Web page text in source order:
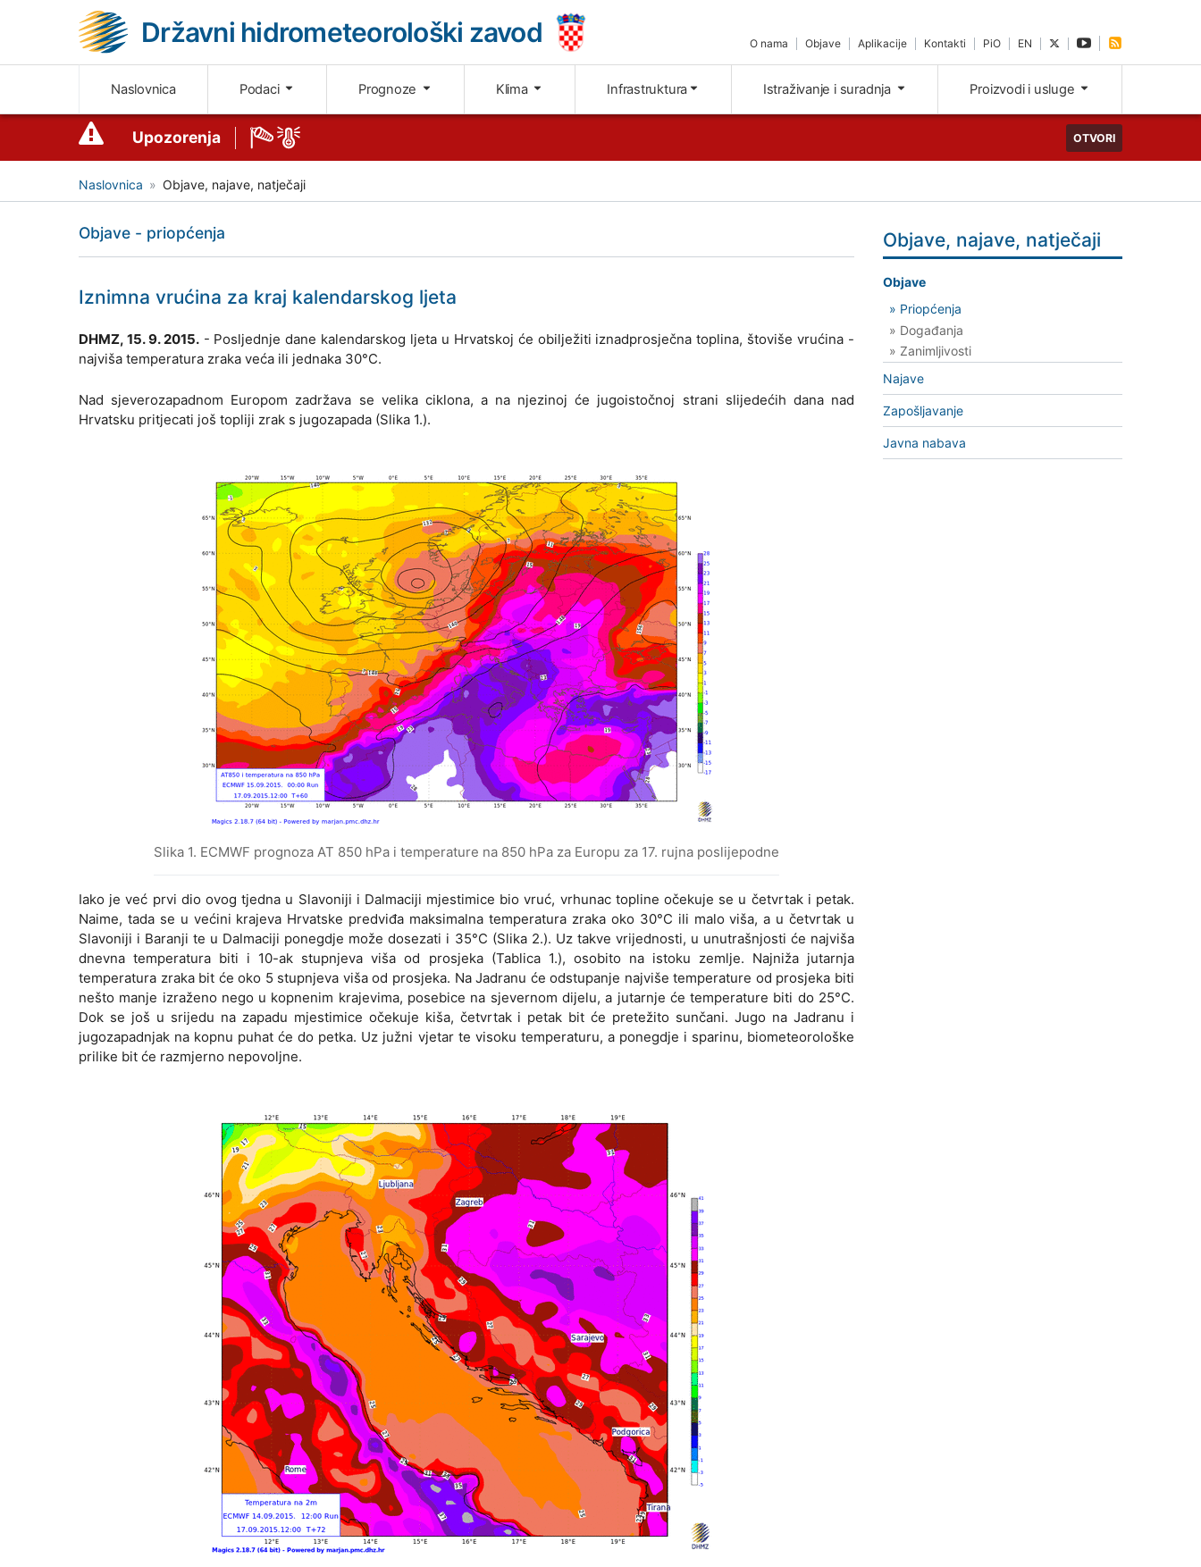
Državni hidrometeorološki zavod O nama Objave Aplikacije Kontakti PiO EN
Naslovnica Podaci Prognoze Klima Infrastruktura Istraživanje i suradnja Proizvodi i usluge
Upozorenja OTVORI
Naslovnica Objave, najave, natječaji
Objave - priopćenja
Iznimna vrućina za kraj kalendarskog ljeta
DHMZ, 15. 9. 2015.- Posljednje dane kalendarskog ljeta u Hrvatskoj će obilježiti iznadprosječna toplina, štoviše vrućina -
najviša temperatura zraka veća ili jednaka 30°C.
Nad sjeverozapadnom Europom zadržava se velika ciklona, a na njezinoj će jugoistočnoj strani slijedećih dana nad
Hrvatsku pritjecati još topliji zrak s jugozapada (Slika 1.).
Slika 1. ECMWF prognoza AT 850 hPa i temperature na 850 hPa za Europu za 17. rujna poslijepodne
Iako je već prvi dio ovog tjedna u Slavoniji i Dalmaciji mjestimice bio vruć, vrhunac topline očekuje se u četvrtak i petak.
Naime, tada se u većini krajeva Hrvatske predviđa maksimalna temperatura zraka oko 30°C ili malo viša, a u četvrtak u
Slavoniji i Baranji te u Dalmaciji ponegdje može dosezati i 35°C (Slika 2.). Uz takve vrijednosti, u unutrašnjosti će najviša
dnevna temperatura biti i 10-ak stupnjeva viša od prosjeka (Tablica 1.), osobito na istoku zemlje. Najniža jutarnja
temperatura zraka bit će oko 5 stupnjeva viša od prosjeka. Na Jadranu će odstupanje najviše temperature od prosjeka biti
nešto manje izraženo nego u kopnenim krajevima, posebice na sjevernom dijelu, a jutarnje će temperature biti do 25°C.
Dok se još u srijedu na zapadu mjestimice očekuje kiša, četvrtak i petak bit će pretežito sunčani. Jugo na Jadranu i
jugozapadnjak na kopnu puhat će do petka. Uz južni vjetar te visoku temperaturu, a ponegdje i sparinu, biometeorološke
prilike bit će razmjerno nepovoljne.
Objave, najave, natječaji
Objave
» Priopćenja
» Događanja
» Zanimljivosti
Najave
Zapošljavanje
Javna nabava